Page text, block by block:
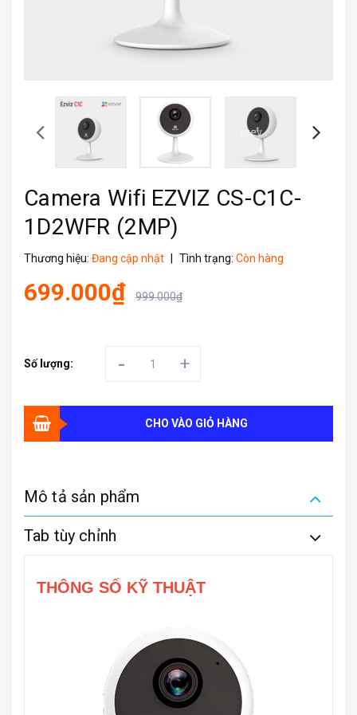
prev
Camera Wifi EZVIZ CS-C1C-
1D2WFR (2MP)
Thương hiệu: Đang cập nhật Tình trạng: Còn hàng
699.000₫ 999.000₫
Số lượng: - +
CHO VÀO GIỎ HÀNG
Mô tả sản phẩm
Tab tùy chỉnh
THÔNG SỐ KỸ THUẬT